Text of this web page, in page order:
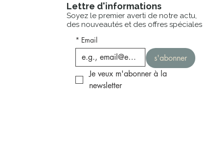
Lettre d'informations
Soyez le premier averti de notre actu,
des nouveautés et des offres spéciales
* Email
s'abonner
Je veux m'abonner à la
newsletter